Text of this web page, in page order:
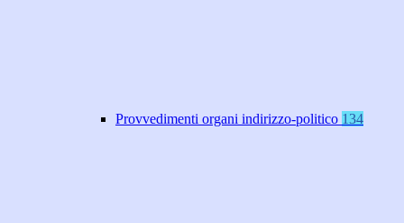
Provvedimenti organi indirizzo-politico 134